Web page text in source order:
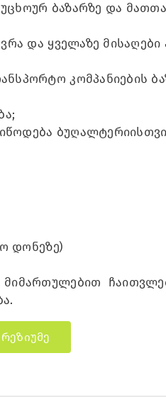
ბაზარზე და
და ყველაზე
კომპანიების
დონეზე)